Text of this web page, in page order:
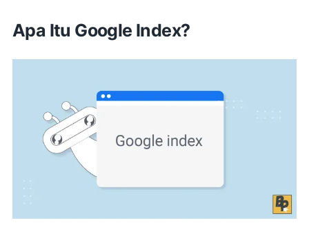
Apa Itu Google Index?